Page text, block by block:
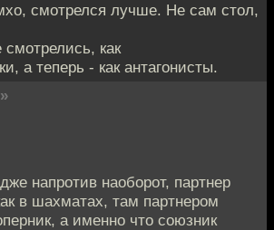
смотрелся лучше. Не сам стол,
как
а теперь - как антагонисты.
»
напротив наоборот, партнер
в шахматах, там партнером
а именно что союзник